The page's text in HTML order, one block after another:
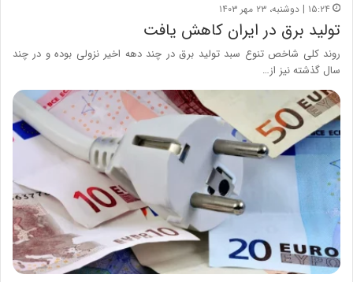
۱۵:۲۴ | دوشنبه، ۲۳ مهر ۱۴۰۳
تولید برق در ایران کاهش یافت
روند کلی شاخص تنوع سبد تولید برق در چند دهه اخیر نزولی بوده و در چند
سال گذشته نیز از…